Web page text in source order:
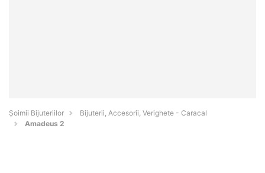
Şoimii Bijuteriilor
Bijuterii, Accesorii, Verighete - Caracal
Amadeus 2